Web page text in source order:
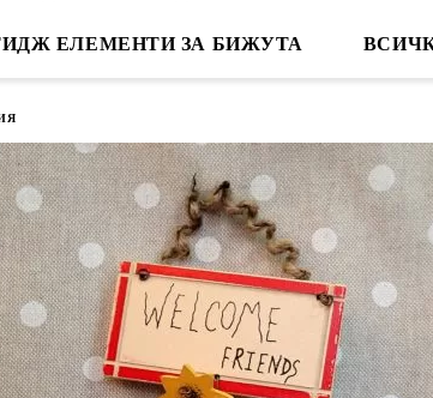
ЕЛЕМЕНТИ ЗА БИЖУТА